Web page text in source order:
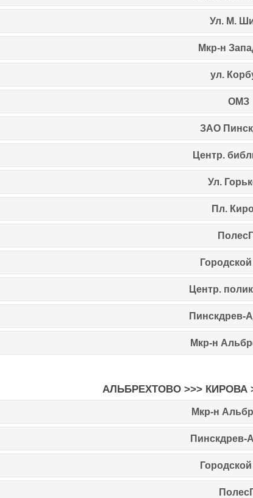
Ул. М.
Мкр-н
ул.
ОМЗ
ЗАО
Центр.
Ул.
Пл.
Центр.
Пинскдрев-
Мкр-н
АЛЬБРЕХТОВО >>> КИРОВА
Мкр-н
Пинскдрев-